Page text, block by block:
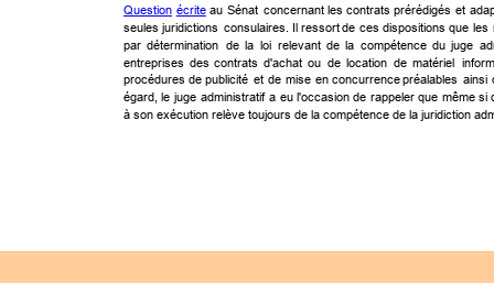
Question écrite au Sénat concernant les contrats prérédigés et
seules juridictions consulaires. Il ressortde ces dispositions que les
par détermination de la loi relevant de la compétence du juge
entreprises des contrats d'achat ou de location de matériel
procédures de publicité et de mise en concurrencepréalables ainsi
égard, le juge administratif a eu l'occasion de rappeler que même si
à son exécution relève toujours de la compétence de la juridiction